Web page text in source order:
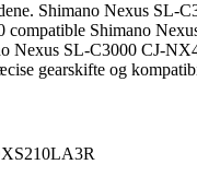
Shimano Nexus SL-
Shimano
Nexus SL-C3000 CJ-
gearskifte og